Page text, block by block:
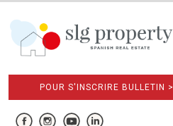
POUR S'INSCRIRE BULLETIN >